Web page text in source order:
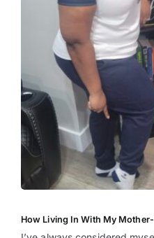
How Living In With My